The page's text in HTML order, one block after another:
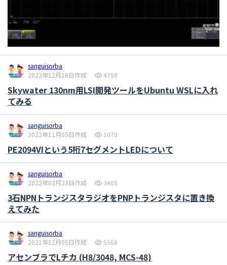
sanguisorba
2022年12月16日作成
4759
Skywater 130nm用LSI開発ツールをUbuntu WSLに入れ
てみる
sanguisorba
2022年11月05日作成
1070
PE2094VIという5桁7セグメントLEDについて
sanguisorba
2022年02月23日作成
3405
3石NPNトランジスタラジオをPNPトランジスタに置き換
えてみた
sanguisorba
2021年12月05日作成
5568
アセンブラでLチカ (H8/3048, MCS-48)